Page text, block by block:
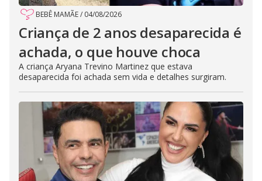
BEBÊ MAMÃE/ 04/08/2026
Criança de 2 anos desaparecida é
achada, o que houve choca
A criança Aryana Trevino Martinez que estava
desaparecida foi achada sem vida e detalhes surgiram.